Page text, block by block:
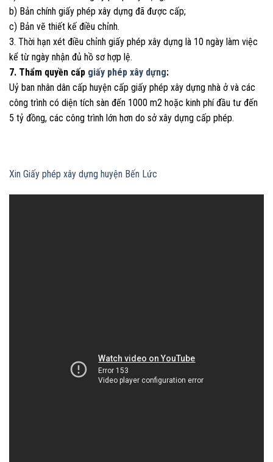
b) Bản chính giấy phép xây dựng đã được cấp;
c) Bản vẽ thiết kế điều chỉnh.
3. Thời hạn xét điều chỉnh giấy phép xây dựng là 10 ngày làm việc
kể từ ngày nhận đủ hồ sơ hợp lệ.
7. Thẩm quyền cấp giấy phép xây dựng:
Uỷ ban nhân dân cấp huyện cấp giấy phép xây dựng nhà ở và các
công trình có diện tích sàn đến 1000 m2 hoặc kinh phí đầu tư đến
5 tỷ đồng, các công trình lớn hơn do sở xây dựng cấp phép.
Xin Giấy phép xây dựng huyện Bến Lức